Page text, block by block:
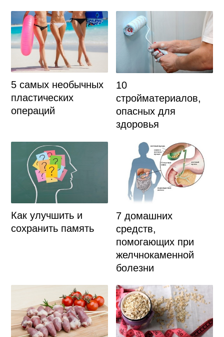
5 самых необычных
пластических
операций
10
стройматериалов,
опасных для
здоровья
Как улучшить и
сохранить память
7 домашних
средств,
помогающих при
желчнокаменной
болезни